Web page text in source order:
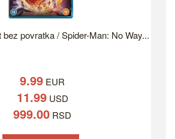
povratka / Spider-Man: No Way...
9.99 EUR
11.99USD
999.00 RSD